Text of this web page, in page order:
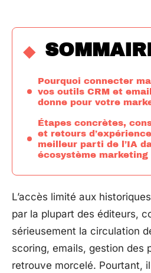
Pourquoi connecter
vos outils CRM et
donne pour votre
Étapes concrètes,
et retours
meilleur parti de l’IA
écosystème marketing
L’accès limité aux
par la plupart des éditeurs,
sérieusement la circulation
scoring, emails, gestion des
retrouve morcelé. Pourtant,